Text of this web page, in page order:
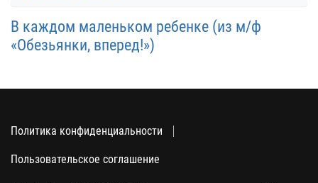
В каждом маленьком ребенке (из м/ф
«Обезьянки, вперед!»)
Политика конфиденциальности
Пользовательское соглашение